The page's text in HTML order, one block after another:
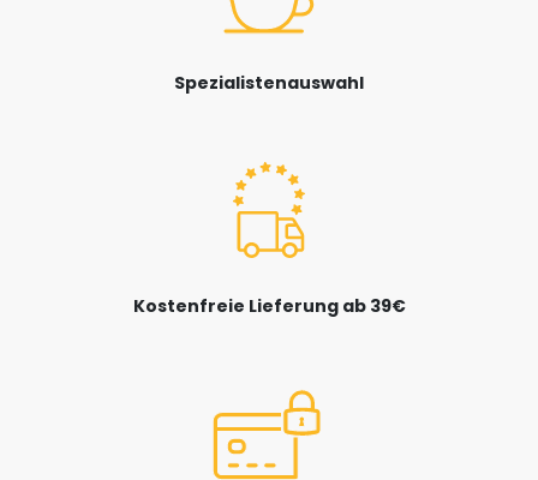
Spezialistenauswahl
Kostenfreie Lieferung ab 39€